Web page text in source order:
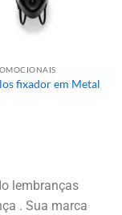
fixador em Metal
lembranças
. Sua marca